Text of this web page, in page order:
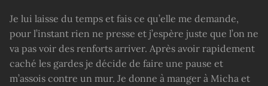
Je lui laisse du temps et fais ce qu’elle me demande,
pour l’instant rien ne presse et j’espère juste que l’on ne
va pas voir des renforts arriver. Après avoir rapidement
caché les gardes je décide de faire une pause et
m’assois contre un mur. Je donne à manger à Micha et